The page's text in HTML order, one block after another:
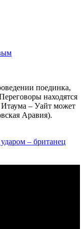
поединка,
находятся
– Уайт может
Аравия).
– британец